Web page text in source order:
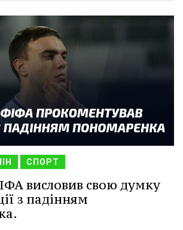
СПОРТ
висловив свою думку
з падінням